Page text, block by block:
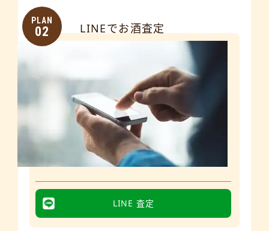
PLAN
02 LINEでお酒査定
LINE 査定